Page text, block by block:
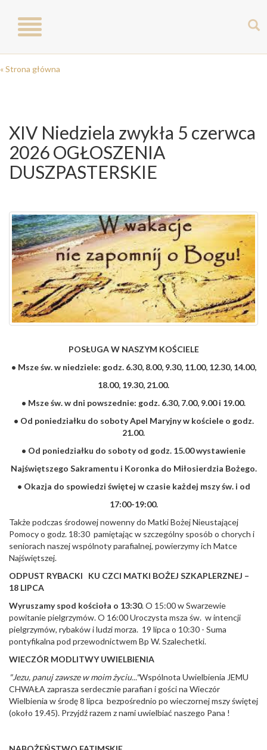
Toggle
navigation
« Strona główna
XIV Niedziela zwykła 5 czerwca
2026 OGŁOSZENIA
DUSZPASTERSKIE
POSŁUGA W NASZYM KOŚCIELE
• Msze św. w niedziele: godz. 6.30, 8.00, 9.30, 11.00, 12.30, 14.00,
18.00, 19.30, 21.00.
• Msze św. w dni powszednie: godz. 6.30, 7.00, 9.00 i 19.00.
• Od poniedziałku do soboty Apel Maryjny w kościele o godz.
21.00.
• Od poniedziałku do soboty od godz. 15.00 wystawienie
Najświętszego Sakramentu i Koronka do Miłosierdzia Bożego.
• Okazja do spowiedzi świętej w czasie każdej mszy św. i od
17:00-19:00.
Także podczas środowej nowenny do Matki Bożej Nieustającej
Pomocy o godz. 18:30 pamiętając w szczególny sposób o chorych i
seniorach naszej wspólnoty parafialnej, powierzymy ich Matce
Najświętszej.
ODPUST RYBACKI KU CZCI MATKI BOŻEJ SZKAPLERZNEJ –
18 LIPCA
Wyruszamy spod kościoła o 13:30. O 15:00 w Swarzewie
powitanie pielgrzymów. O 16:00 Uroczysta msza św. w intencji
pielgrzymów, rybaków i ludzi morza. 19 lipca o 10:30 - Suma
pontyfikalna pod przewodnictwem Bp W. Szalechetki.
WIECZÓR MODLITWY UWIELBIENIA
"Jezu, panuj zawsze w moim życiu..."Wspólnota Uwielbienia JEMU
CHWAŁA zaprasza serdecznie parafian i gości na Wieczór
Wielbienia w środę 8 lipca bezpośrednio po wieczornej mszy świętej
(około 19.45). Przyjdź razem z nami uwielbiać naszego Pana !